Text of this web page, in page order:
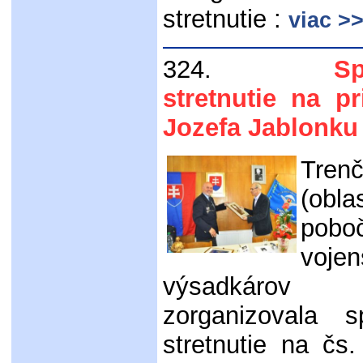
stretnutie : viac
324.
stretnutie na
Jozefa Jablonku
zorganizovala
stretnutie na čs.